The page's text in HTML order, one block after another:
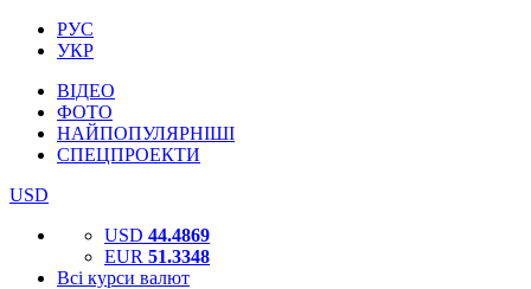
РУС
УКР
ВІДЕО
ФОТО
НАЙПОПУЛЯРНІШІ
СПЕЦПРОЕКТИ
USD
USD 44.4869
EUR 51.3348
Всі курси валют